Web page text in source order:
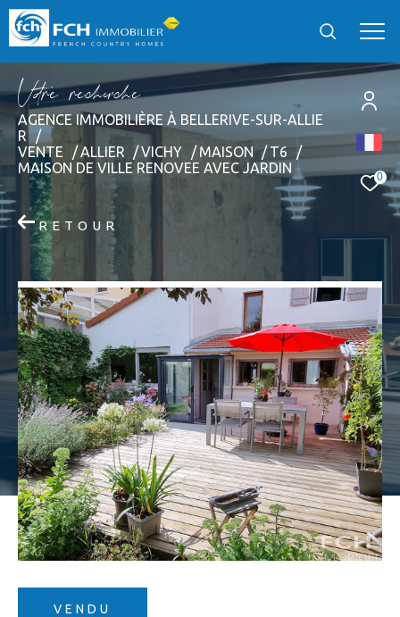
0
Vore recece
AGENCE IMMOBILIÈRE À BELLERIVE-SUR-ALLIE
R
VENTE
ALLIER VICHY MAISON
T6
MAISON DE VILLE RENOVEE AVEC JARDIN
RETOUR
VENDU
EFFECTUER UNE RECHERCHE
et trouver le bien qui correspond à vos critères
Type
d'offre
Vente
Type
de
bien
Type de bien
Localisation
Localisation
Budget
Budget
Surface
Surface
Pièces
Pièces